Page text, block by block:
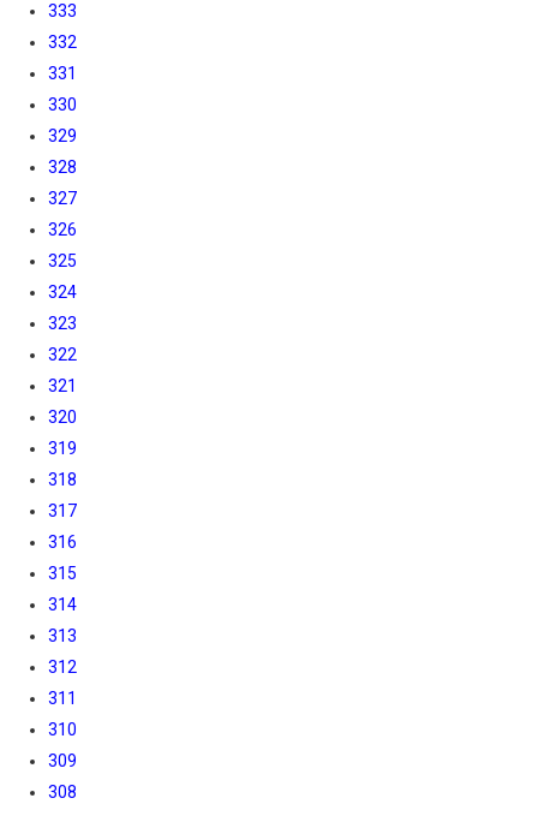
333
332
331
330
329
328
327
326
325
324
323
322
321
320
319
318
317
316
315
314
313
312
311
310
309
308